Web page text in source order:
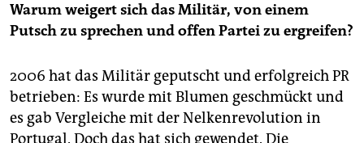
Warum weigert sich das Militär, von einem
Putsch zu sprechen und offen Partei zu ergreifen?
2006 hat das Militär geputscht und erfolgreich PR
betrieben: Es wurde mit Blumen geschmückt und
es gab Vergleiche mit der Nelkenrevolution in
Portugal. Doch das hat sich gewendet. Die